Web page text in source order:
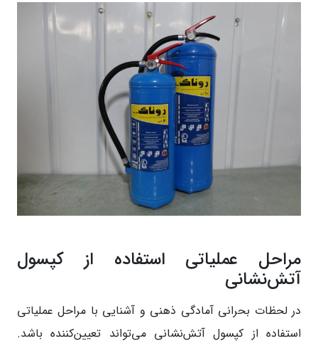
مراحل عملیاتی استفاده از کپسول
آتش‌نشانی
در لحظات بحرانی آمادگی ذهنی و آشنایی با مراحل عملیاتی
استفاده از کپسول آتش‌نشانی می‌تواند تعیین‌کننده باشد.